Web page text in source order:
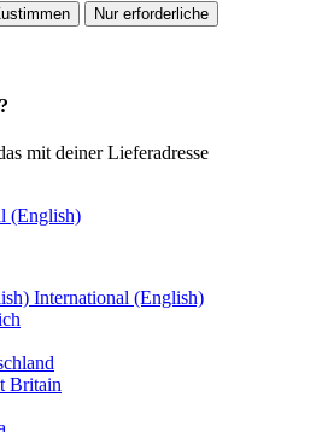
Nur erforderliche
mit deiner Lieferadresse
(English)
International (English)
Britain